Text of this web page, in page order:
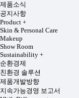
제품소식
공지사항
Product +
Skin & Personal Care
Makeup
Show Room
Sustainability +
순환경제
친환경 솔루션
제품개발방향
지속가능경영 보고서